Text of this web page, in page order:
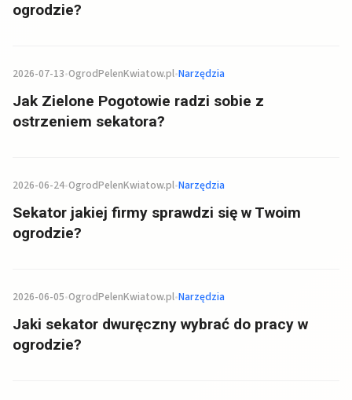
ogrodzie?
2026-07-13•OgrodPelenKwiatow.pl•Narzędzia
Jak Zielone Pogotowie radzi sobie z
ostrzeniem sekatora?
2026-06-24•OgrodPelenKwiatow.pl•Narzędzia
Sekator jakiej firmy sprawdzi się w Twoim
ogrodzie?
2026-06-05•OgrodPelenKwiatow.pl•Narzędzia
Jaki sekator dwuręczny wybrać do pracy w
ogrodzie?